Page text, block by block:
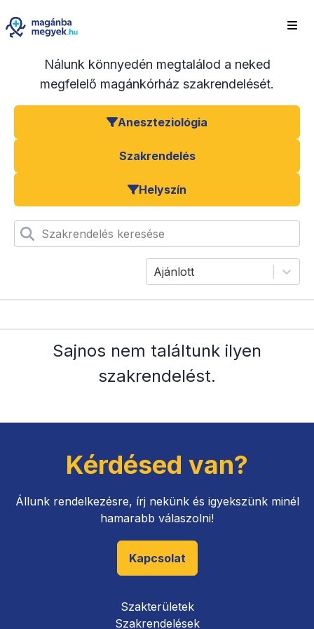
Nálunk könnyedén megtalálod a neked
megfelelő magánkórház szakrendelését.
Aneszteziológia
Szakrendelés
Helyszín
Szakrendelés keresése
Ajánlott
Sajnos nem találtunk ilyen
szakrendelést.
Kérdésed van?
Állunk rendelkezésre, írj nekünk és igyekszünk minél
hamarabb válaszolni!
Kapcsolat
Szakterületek
Szakrendelések